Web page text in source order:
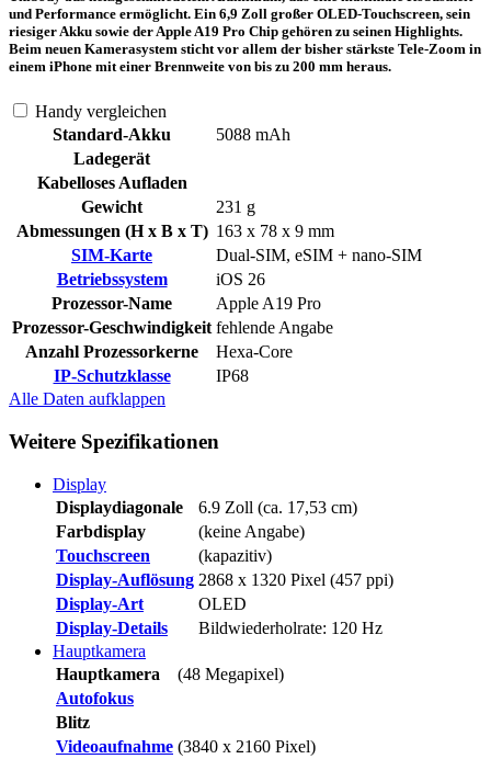
und Performance ermöglicht. Ein 6,9 Zoll großer OLED-Touchscreen, sein
riesiger Akku sowie der Apple A19 Pro Chip gehören zu seinen Highlights.
Beim neuen Kamerasystem sticht vor allem der bisher stärkste Tele-Zoom in
einem iPhone mit einer Brennweite von bis zu 200 mm heraus.
Handy vergleichen
Standard-Akku
5088 mAh
Ladegerät
Kabelloses Aufladen
Gewicht
231 g
Abmessungen (H x B x T) 163 x 78 x 9 mm
SIM-Karte
Dual-SIM, eSIM + nano-SIM
Betriebssystem
iOS 26
Prozessor-Name
Apple A19 Pro
Prozessor-Geschwindigkeit fehlende Angabe
Anzahl Prozessorkerne
Hexa-Core
IP-Schutzklasse
IP68
Alle Daten aufklappen
Weitere Spezifikationen
Display
Displaydiagonale
6.9 Zoll (ca. 17,53 cm)
Farbdisplay
(keine Angabe)
Touchscreen
(kapazitiv)
Display-Auflösung 2868 x 1320 Pixel (457 ppi)
Display-Art
OLED
Display-Details
Bildwiederholrate: 120 Hz
Hauptkamera
Hauptkamera
(48 Megapixel)
Autofokus
Blitz
Videoaufnahme (3840 x 2160 Pixel)